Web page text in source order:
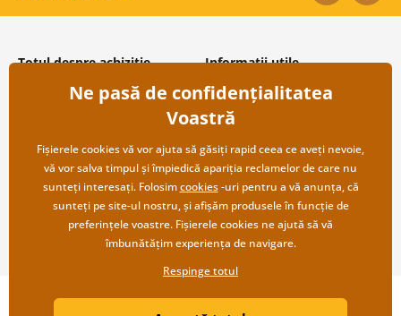
Totul despre achiziție
Condiții și termeni generali
Protecția datelor personale
Transport și modalități de plată
Returnare
Informații utile
Despre noi
Întrebări frecvente
Contacte
Cooperare angro
Copyright ©2019 © Dovido.ro.
Ne pasă de confidențialitatea
Voastră
Fișierele cookies vă vor ajuta să găsiți rapid ceea ce aveți nevoie,
vă vor salva timpul și împiedică apariția reclamelor de care nu
sunteți interesați. Folosimcookies-uri pentru a vă anunța, că
sunteți pe site-ul nostru, și afișăm produsele în funcție de
preferințele voastre. Fișierele cookies ne ajută să vă
îmbunătățim experiența de navigare.
Respinge totul